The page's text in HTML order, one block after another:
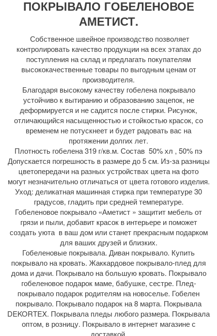
ПОКРЫВАЛО ГОБЕЛЕНОВОЕ
АМЕТИСТ.
Собственное швейное производство позволяет
контролировать качество продукции на всех этапах до
поступления на склад и предлагать покупателям
высококачественные товары по выгодным ценам от
производителя.
Благодаря высокому качеству гобелена покрывало
устойчиво к вытиранию и образованию зацепок, не
деформируется и не садится после стирки. Рисунок,
отличающийся насыщенностью и стойкостью красок, со
временем не потускнеет и будет радовать вас на
протяжении долгих лет.
Плотность гобелена 319 г/кв.м. Состав 50% хл , 50% пэ
Допускается погрешность в размере до 5 см. Из-за разницы
цветопередачи на разных устройствах цвета на фото
могут незначительно отличаться от цвета готового изделия.
Уход: деликатная машинная стирка при температуре 30
градусов, гладить при средней температуре.
Гобеленовое покрывало «Аметист » защитит мебель от
грязи и пыли, добавит красок в интерьере и поможет
создать уюта в ваш дом или станет прекрасным подарком
для ваших друзей и близких.
Гобеленовые покрывала. Диван покрывало. Купить
покрывало на кровать. Жаккардовое покрывало-плед для
дома и дачи. Покрывало на большую кровать. Покрывало
гобеленовое подарок маме, бабушке, сестре. Плед-
покрывало подарок родителям на новоселье. Гобелен
покрывало. Покрывало подарок на 8 марта. Покрывала
DEKORTEX. Покрывала пледы любого размера. Покрывала
оптом, в розницу. Покрывало в интернет магазине с
доставкой.